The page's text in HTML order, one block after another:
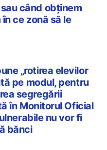
când obținem
ce zonă să le
„rotirea elevilor
pe modul, pentru
segregării
în Monitorul Oficial
nu vor fi
bănci